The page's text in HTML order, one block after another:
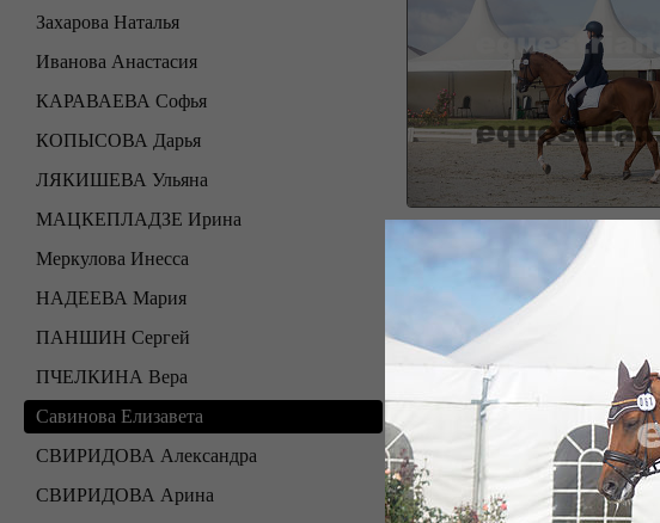
Захарова Наталья
Иванова Анастасия
КАРАВАЕВА Софья
КОПЫСОВА Дарья
ЛЯКИШЕВА Ульяна
МАЦКЕПЛАДЗЕ Ирина
Меркулова Инесса
НАДЕЕВА Мария
ПАНШИН Сергей
ПЧЕЛКИНА Вера
Савинова Елизавета
СВИРИДОВА Александра
СВИРИДОВА Арина